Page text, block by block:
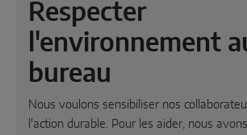
Respecter
l'environnement
bureau
Nous voulons sensibiliser nos
l'action durable. Pour les aider, nous